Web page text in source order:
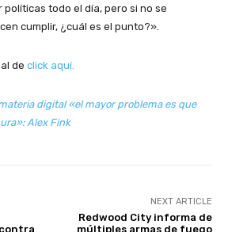
todo el día, pero si no se
cumplir, ¿cuál es el punto?».
de click aquí.
digital «el mayor problema es que
Alex Fink
NEXT ARTICLE
Redwood City informa de
múltiples armas de fuego